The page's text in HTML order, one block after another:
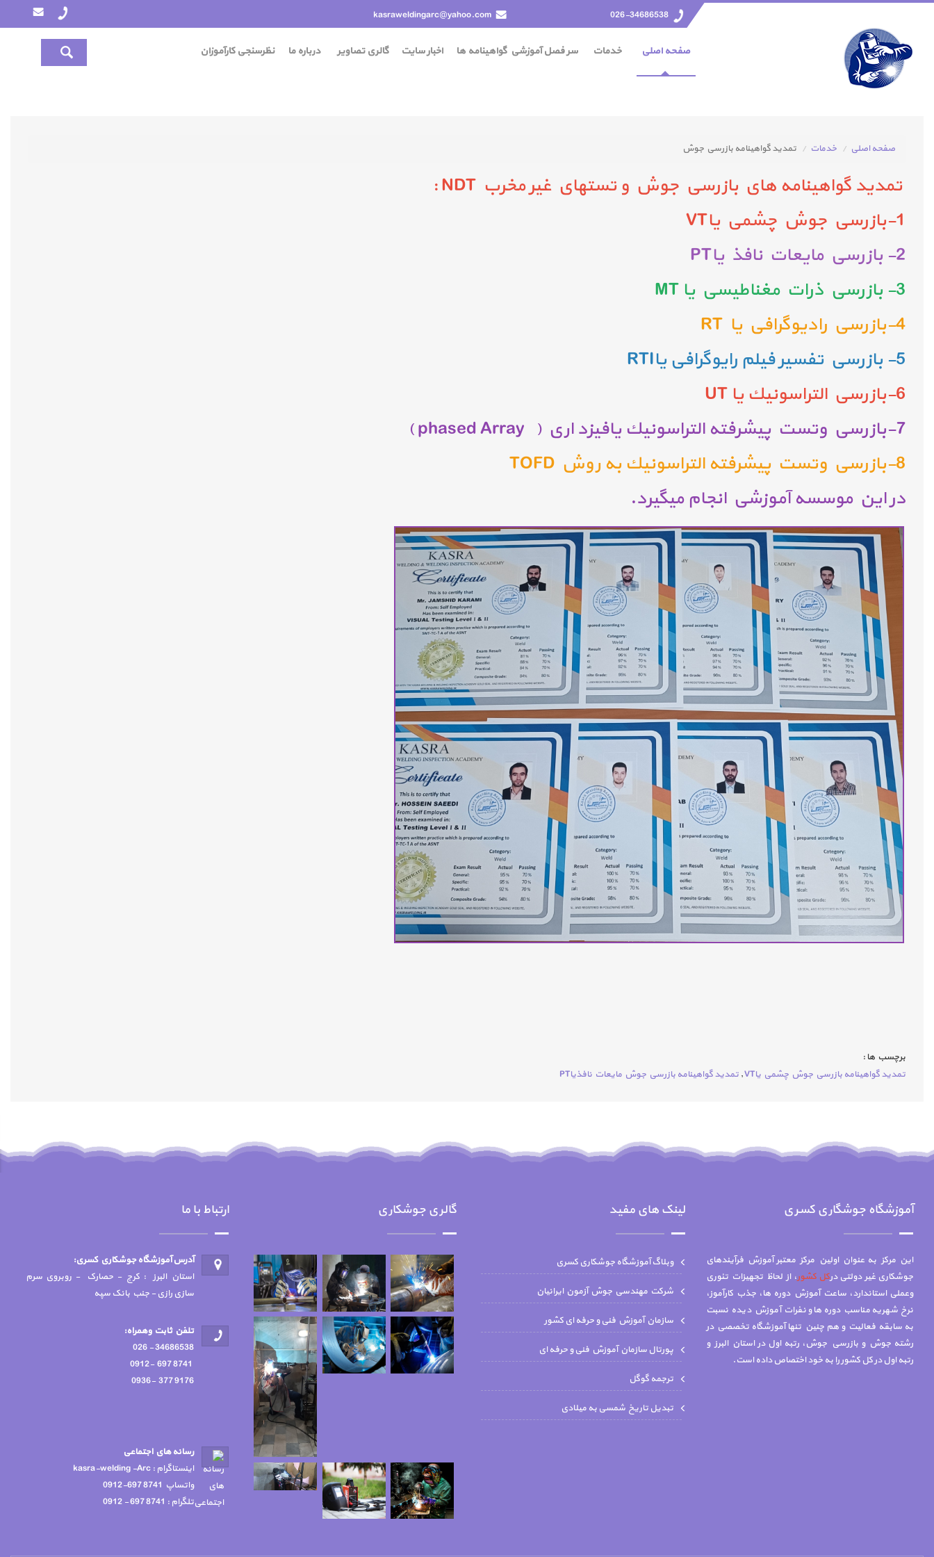
026-34686538
kasraweldingarc@yahoo.com
صفحه اصلي خدمات سر فصل آموزشی گواهينامه ها اخبار سایت گالری تصاویر درباره ما نظرسنجی کارآموزان
صفحه اصلی خدمات تمديد گواهينامه بازرسي جوش
تمديد گواهينامه هاي بازرسي جوش و تستهاي غير مخرب NDT :
1-بازرسي جوش چشمي یاVT
2- بازرسي مايعات نافذ یاPT
3- بازرسي ذرات مغناطيسي یا MT
4-بازرسي راديوگرافي یا RT
5- بازرسي تفسیر فیلم رایوگرافی یاRTI
6-بازرسي التراسونيك یا UT
7-بازرسي وتست پيشرفته التراسونيك يافیزد اري ( phased Array )
8-بازرسي وتست پيشرفته التراسونيك به روش TOFD
در اين موسسه آموزشي انجام ميگيرد.
برچسب ها :
تمديد گواهينامه بازرسي جوش چشمي ياVT
,تمديد گواهينامه بازرسي جوش مايعات نافذياPT
آموزشگاه جوشگاری کسری
این مرکز به عنوان اولین مرکز معتبر آموزش فرآیندهای
جوشکاری غیر دولتی درکل کشور، از لحاظ تجهیزات تئوری
وعملی استاندارد، ساعت آموزش دوره ها، جذب کارآموز،
نرخ شهریه مناسب دوره ها و نفرات آموزش دیده نسبت
به سابقه فعالیت و هم چنين تنها آموزشگاه تخصصي در
رشته جوش و بازرسي جوش، رتبه اول در استان البرز و
رتبه اول در کل کشور را به خود اختصاص داده است.
لینک های مفید
وبلاگ آموزشگاه جوشکاری کسری
شركت مهندسي جوش آزمون ايرانيان
سازمان آموزش فنی و حرفه ای کشور
پورتال سازمان آموزش فنی و حرفه ای
ترجمه گوگل
تبدیل تاریخ شمسی به میلادی
گالری جوشکاری ارتباط با ما
آدرس آموزشگاه جوشكاري كسري:
استان البرز : کرج - حصارک - روبروی سرم
سازی رازی - جنب بانک سپه
تلفن ثابت وهمراه:
34686538 - 026
9176 377 -0936
رسانه هاي اجتماعي
اينستاگرام : kasra-welding -Arc
واتساپ 8741 697-0912
تلگرام : 8741 697 - 0912